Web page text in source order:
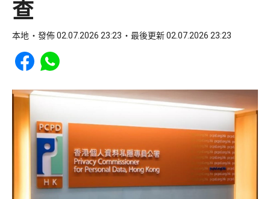
查
本地 發佈 02.07.2026 23:23 最後更新 02.07.2026 23:23
Share to Facebook
Share to WhatsApp